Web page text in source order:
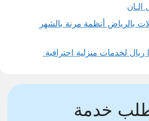
بالرياض أنظمة مرنة بالشهر
خدمة